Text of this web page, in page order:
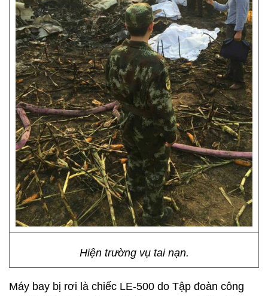
Hiện trường vụ tai nạn.
Máy bay bị rơi là chiếc LE-500 do Tập đoàn công